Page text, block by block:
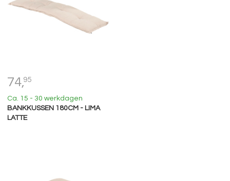
74,95
Ca. 15 - 30 werkdagen
BANKKUSSEN 180CM - LIMA
LATTE